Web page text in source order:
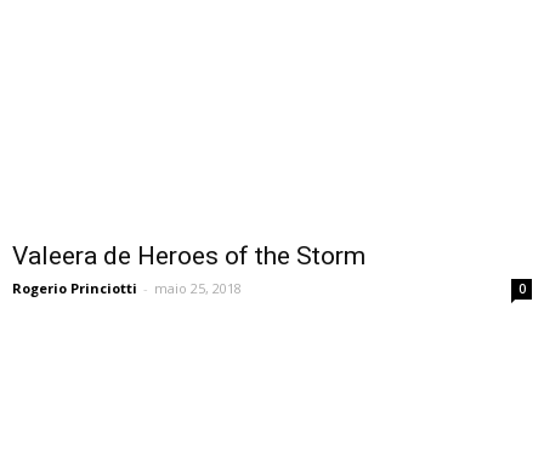
Valeera de Heroes of the Storm
Rogerio Princiotti - maio 25, 2018 0